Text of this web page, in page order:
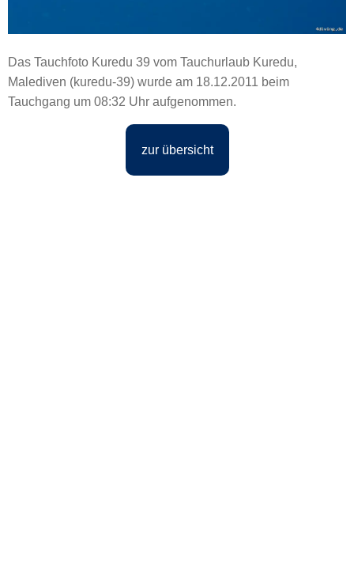
Das Tauchfoto Kuredu 39 vom Tauchurlaub Kuredu,
Malediven (kuredu-39) wurde am 18.12.2011 beim
Tauchgang um 08:32 Uhr aufgenommen.
zur übersicht